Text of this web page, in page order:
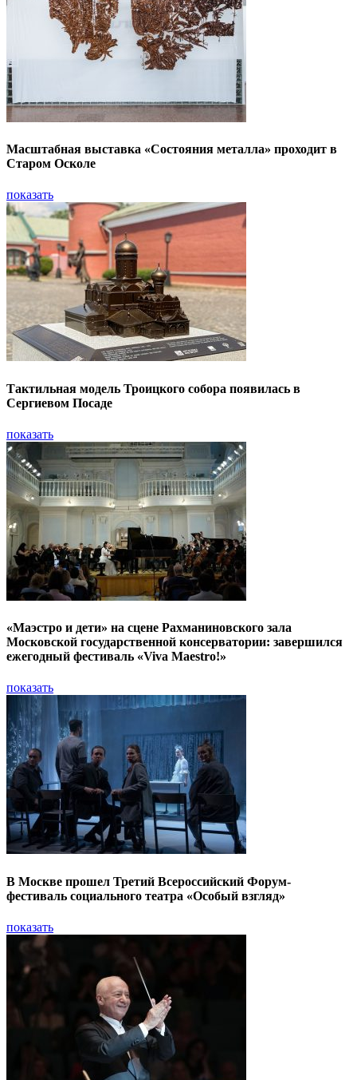
Масштабная выставка «Состояния металла» проходит в
Старом Осколе
показать
Тактильная модель Троицкого собора появилась в
Сергиевом Посаде
показать
«Маэстро и дети» на сцене Рахманиновского зала
Московской государственной консерватории: завершился
ежегодный фестиваль «Viva Maestro!»
показать
В Москве прошел Третий Всероссийский Форум-
фестиваль социального театра «Особый взгляд»
показать